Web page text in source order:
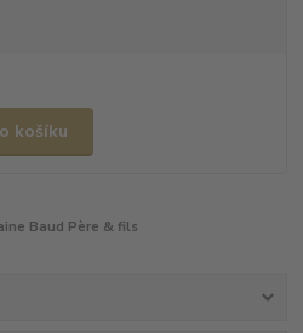
košíku
Baud Père & fils